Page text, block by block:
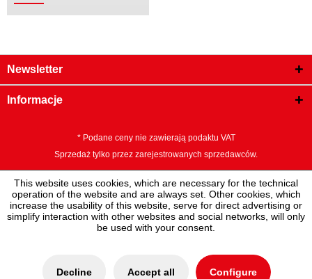
Newsletter
Informacje
* Podane ceny nie zawierają podaktu VAT
Sprzedaż tylko przez zarejestrowanych sprzedawców.
This website uses cookies, which are necessary for the technical
operation of the website and are always set. Other cookies, which
increase the usability of this website, serve for direct advertising or
simplify interaction with other websites and social networks, will only
be used with your consent.
Decline Accept all Configure